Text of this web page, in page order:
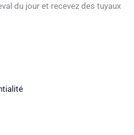
du jour et recevez des tuyaux